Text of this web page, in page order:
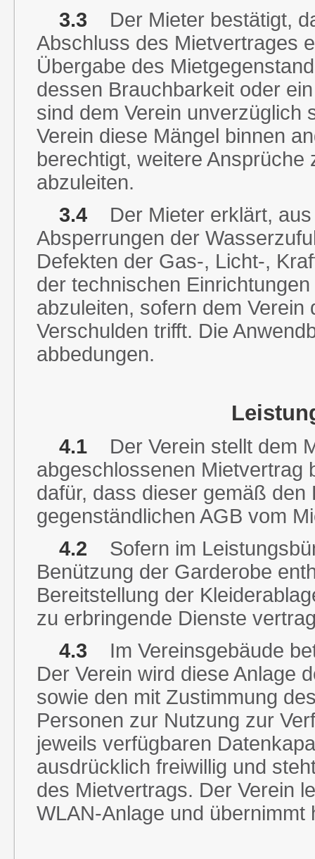
3.3
Der Mieter bestätigt,
Abschluss des Mietvertrages
Übergabe des
dessen Brauchbarkeit oder
sind dem Verein unverzüglich
Verein diese Mängel binnen
berechtigt, weitere
abzuleiten.
3.4 Der Mieter erklärt,
Absperrungen der
Defekten der Gas-, Licht-,
der technischen
abzuleiten, sofern dem
Verschulden trifft. Die
abbedungen.
4.1
Der Verein stellt dem
abgeschlossenen Mietvertrag
dafür, dass dieser gemäß
gegenständlichen AGB vom
4.2 Sofern im
Benützung der Garderobe
Bereitstellung der
zu erbringende Dienste
4.3 Im Vereinsgebäude
Der Verein wird diese Anlage
sowie den mit Zustimmung
Personen zur Nutzung zur
jeweils verfügbaren
ausdrücklich freiwillig und
des Mietvertrags. Der Verein
WLAN-Anlage und übernimmt